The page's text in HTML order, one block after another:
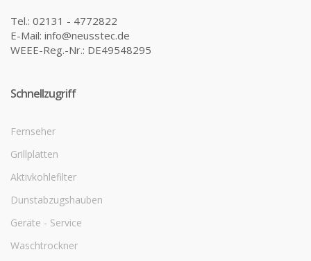
Tel.: 02131 - 4772822
E-Mail: info@neusstec.de
WEEE-Reg.-Nr.: DE49548295
Schnellzugriff
Fernseher
Grillplatten
Aktivkohlefilter
Dunstabzugshauben
Geräte - Service
Waschtrockner